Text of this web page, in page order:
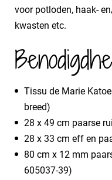
voor potloden, haak-
kwasten etc.
Tissu de Marie
breed)
28 x 49 cm paarse
28 x 33 cm eff en
80 cm x 12 mm
605037-39)